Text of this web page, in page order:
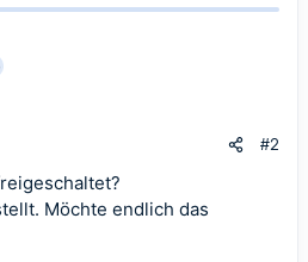
#2
Möchte endlich das